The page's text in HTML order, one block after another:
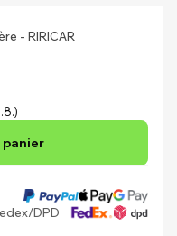
- RIRICAR
panier
DPD